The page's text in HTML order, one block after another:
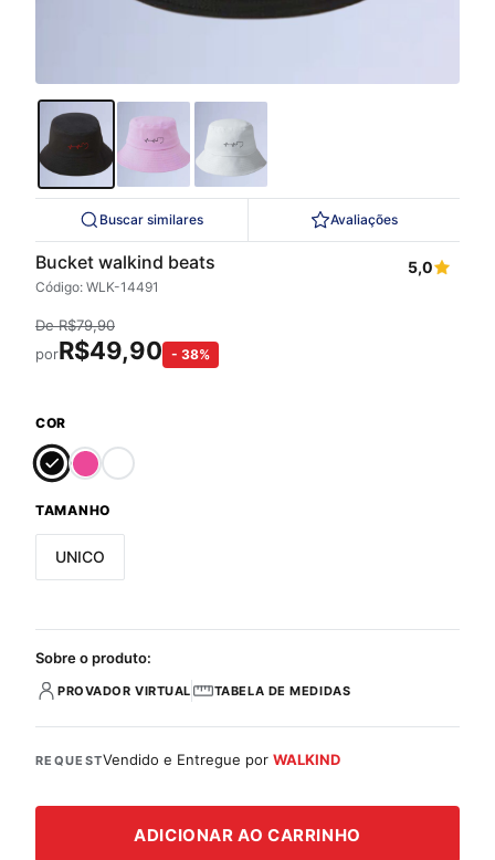
Buscar similares Avaliações
Bucket walkind beats
Código: WLK-14491
5,0
DeR$79,90
porR$49,90 - 38%
COR
TAMANHO
UNICO
Sobre o produto:
PROVADOR VIRTUAL TABELA DE MEDIDAS
REQUESTVendido e Entregue porWALKIND
ADICIONAR AO CARRINHO